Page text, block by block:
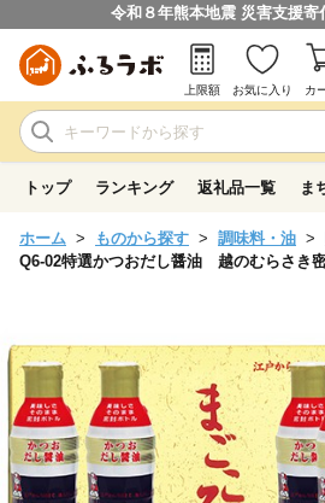
令和８年熊本地震 災害支援寄
上限額 お気に入り カ
トップ ランキング 返礼品一覧 ま
ホーム ものから探す 調味料・油
Q6-02特選かつおだし醤油 越のむらさき